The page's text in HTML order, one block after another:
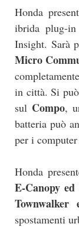
Honda
ibrida plug-
Insight. Sarà
Micro
in città. Si
sul Compo,
batteria può
per i
Honda
E-Canopy
spostamenti